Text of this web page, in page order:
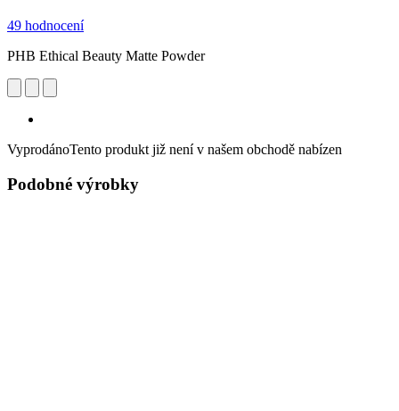
49 hodnocení
PHB Ethical Beauty Matte Powder
VyprodánoTento produkt již není v našem obchodě nabízen
Podobné výrobky